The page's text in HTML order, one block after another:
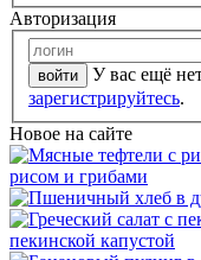
Авторизация
У вас ещё
зарегистрируйтесь.
Новое на сайте
рисом и грибами
пекинской капустой